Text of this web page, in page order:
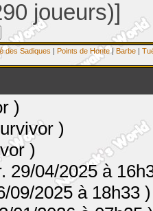
joueurs)]
des Sadiques | Points de Honte| Barbe |
)
)
)
29/04/2025 à
09/2025 à 18h33 )